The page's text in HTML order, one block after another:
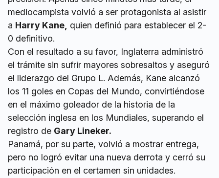
mediocampista volvió a ser protagonista al asistir
a Harry Kane, quien definió para establecer el 2-
0 definitivo.
Con el resultado a su favor, Inglaterra administró
el trámite sin sufrir mayores sobresaltos y aseguró
el liderazgo del Grupo L. Además, Kane alcanzó
los 11 goles en Copas del Mundo, convirtiéndose
en el máximo goleador de la historia de la
selección inglesa en los Mundiales, superando el
registro de Gary Lineker.
Panamá, por su parte, volvió a mostrar entrega,
pero no logró evitar una nueva derrota y cerró su
participación en el certamen sin unidades.